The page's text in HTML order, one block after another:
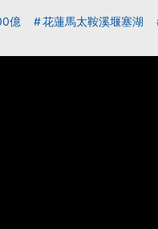
億 花蓮馬太鞍溪堰塞湖